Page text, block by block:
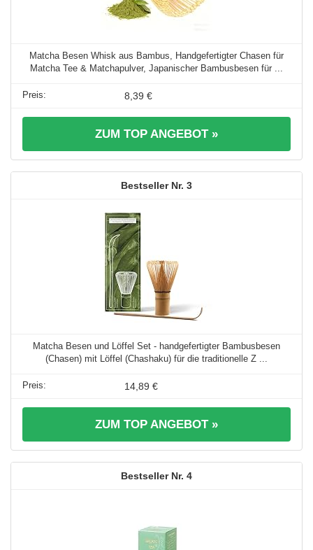
Matcha Besen Whisk aus Bambus, Handgefertigter Chasen für
Matcha Tee & Matchapulver, Japanischer Bambusbesen für ...
8,39 €
ZUM TOP ANGEBOT »
3
Matcha Besen und Löffel Set - handgefertigter Bambusbesen
(Chasen) mit Löffel (Chashaku) für die traditionelle Z ...
14,89 €
ZUM TOP ANGEBOT »
4